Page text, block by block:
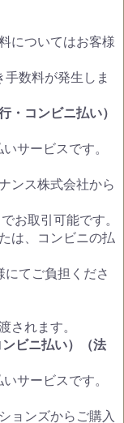
についてはお客様
数料が発生しま
・コンビニ払い）
サービスです。
ンス株式会社から
お取引可能です。
は、コンビニの払
てご負担くださ
されます。
ビニ払い）（法
サービスです。
ョンズからご購入